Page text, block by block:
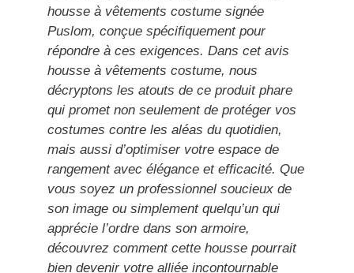
housse à vêtements costume signée
Puslom, conçue spécifiquement pour
répondre à ces exigences. Dans cet avis
housse à vêtements costume, nous
décryptons les atouts de ce produit phare
qui promet non seulement de protéger vos
costumes contre les aléas du quotidien,
mais aussi d’optimiser votre espace de
rangement avec élégance et efficacité. Que
vous soyez un professionnel soucieux de
son image ou simplement quelqu’un qui
apprécie l’ordre dans son armoire,
découvrez comment cette housse pourrait
bien devenir votre alliée incontournable